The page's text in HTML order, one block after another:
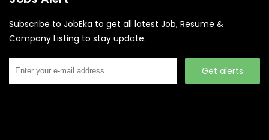
Subscribe to JobEka to get all latest Job, Resume &
Company Listing to stay update.
Get alerts